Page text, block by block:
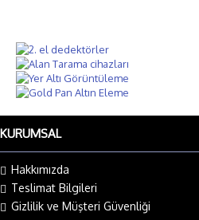
KURUMSAL
Hakkımızda
Teslimat Bilgileri
Gizlilik ve Müşteri Güvenliği